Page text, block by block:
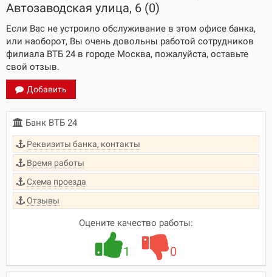
Автозаводская улица, 6 (0)
Если Вас не устроило обслуживание в этом офисе банка,
или наоборот, Вы очень довольны работой сотрудников
филиала ВТБ 24 в городе Москва, пожалуйста, оставьте
свой отзыв.
Добавить
Банк ВТБ 24
Реквизиты банка, контакты
Время работы
Схема проезда
Отзывы
Оцените качество работы:
1 0